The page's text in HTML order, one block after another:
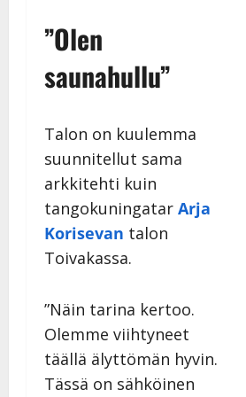
”Olen
saunahullu”
Talon on kuulemma
suunnitellut sama
arkkitehti kuin
tangokuningatar Arja
Korisevan talon
Toivakassa.
”Näin tarina kertoo.
Olemme viihtyneet
täällä älyttömän hyvin.
Tässä on sähköinen